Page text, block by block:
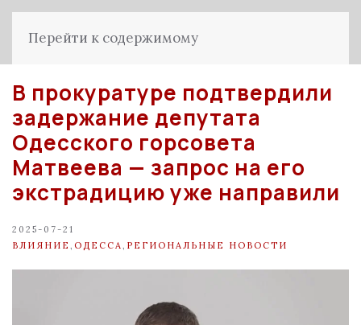
Перейти к содержимому
В прокуратуре подтвердили
задержание депутата
Одесского горсовета
Матвеева — запрос на его
экстрадицию уже направили
2025-07-21
ВЛИЯНИЕ
ОДЕССА РЕГИОНАЛЬНЫЕ НОВОСТИ